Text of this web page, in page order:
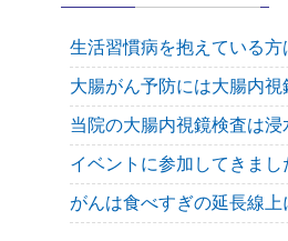
当院の大腸内視鏡検査は浸
イベントに参加してきまし
がんは食べすぎの延長線上